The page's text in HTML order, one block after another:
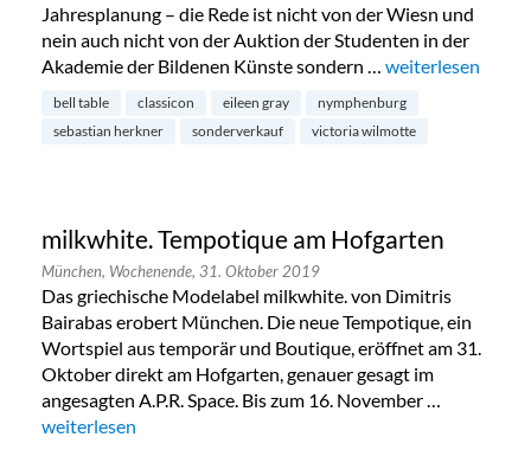
Jahresplanung – die Rede ist nicht von der Wiesn und
nein auch nicht von der Auktion der Studenten in der
Akademie der Bildenen Künste sondern … „Classicon
weiterlesen
bell table classicon eileen gray
nymphenburg
sebastian herkner
sonderverkauf victoria wilmotte
milkwhite. Tempotique am Hofgarten
München, Wochenende, 31. Oktober 2019
Das griechische Modelabel milkwhite. von Dimitris
Bairabas erobert München. Die neue Tempotique, ein
Wortspiel aus temporär und Boutique, eröffnet am 31.
Oktober direkt am Hofgarten, genauer gesagt im
angesagten A.P.R. Space. Bis zum 16. November …
„milkwhite. Tempotique am Hofgarten“
weiterlesen